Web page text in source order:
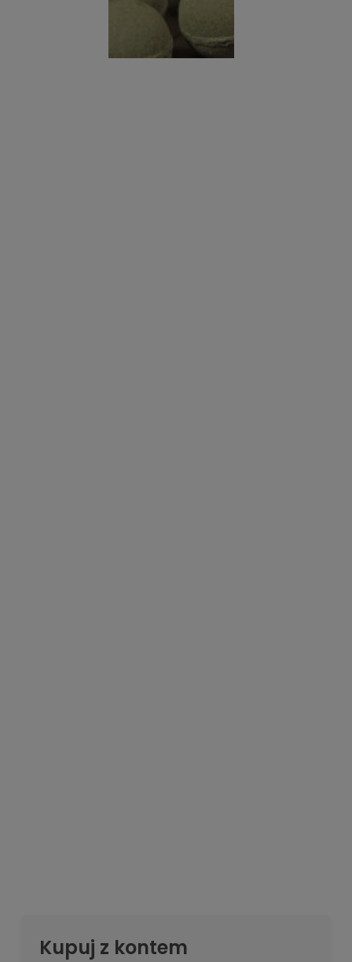
Kupuj z kontem